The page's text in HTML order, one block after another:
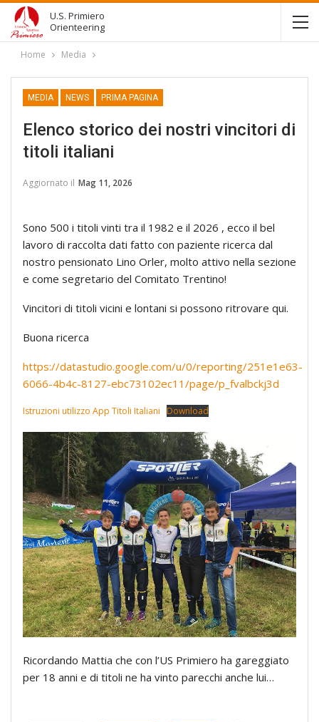
U.S. Primiero
Orienteering
Home Media
MEDIA NEWS PRIMA PAGINA
Elenco storico dei nostri vincitori di
titoli italiani
Aggiornato il Mag 11, 2026
Sono 500 i titoli vinti tra il 1982 e il 2026 , ecco il bel
lavoro di raccolta dati fatto con paziente ricerca dal
nostro pensionato Lino Orler, molto attivo nella sezione
e come segretario del Comitato Trentino!
Vincitori di titoli vicini e lontani si possono ritrovare qui.
Buona ricerca
https://datastudio.google.com/u/0/reporting/251e1e63-
6066-4b4c-8127-ebc73102ec11/page/p_fvalbckj3d
Istruzioni utilizzo App Titoli Italiani Download
Ricordando Mattia che con l’US Primiero ha gareggiato
per 18 anni e di titoli ne ha vinto parecchi anche lui…